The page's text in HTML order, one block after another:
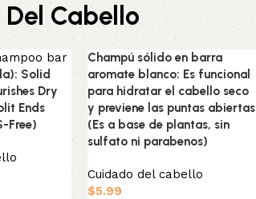
Cabello
Solid
Dry
Ends
Free)
Champú sólido en barra
aromate blanco: Es funcional
para hidratar el cabello seco
y previene las puntas abiertas
(Es a base de plantas, sin
sulfato ni parabenos)
Cuidado del cabello
$5.99